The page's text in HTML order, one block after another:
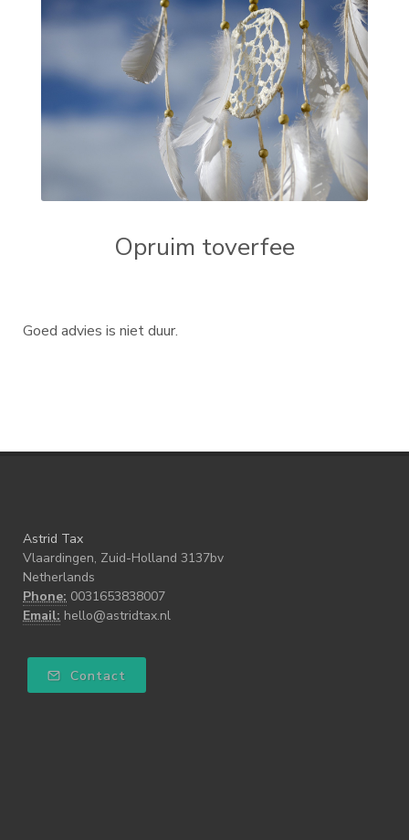
Opruim toverfee
Goed advies is niet duur.
Astrid Tax
Vlaardingen, Zuid-Holland 3137bv
Netherlands
Phone: 0031653838007
Email: hello@astridtax.nl
Contact